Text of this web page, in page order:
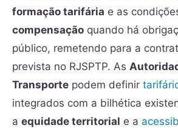
formação tarifária e as
compensação quando há
público, remetendo para a
prevista no RJSPTP. As
Transporte podem definir
integrados com a bilhética
a equidade territorial e a